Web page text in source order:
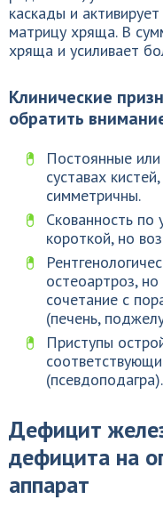
каскады и
матрицу хряща. В
хряща и усиливает
Клинические
обратить
Постоянные
суставах
симметричны.
Скованность
короткой, но
остеоартроз,
сочетание с
(печень,
Приступы
(псевдоподагра).
Дефицит
дефицита на
аппарат